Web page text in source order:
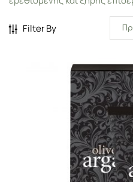
Filter By